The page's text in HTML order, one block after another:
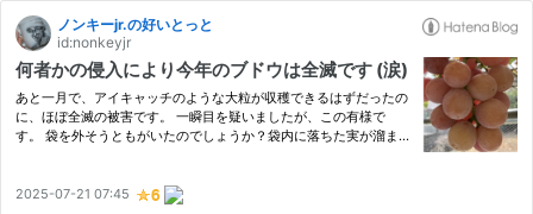
ノンキーjr.の好いとっと
id:nonkeyjr
何者かの侵入により今年のブドウは全滅です (涙)
あと一月で、アイキャッチのような大粒が収穫できるはずだったの
に、ほぼ全滅の被害です。 一瞬目を疑いましたが、この有様で
す。 袋を外そうともがいたのでしょうか？袋内に落ちた実が溜ま
が、で…
2025-07-21 07:45